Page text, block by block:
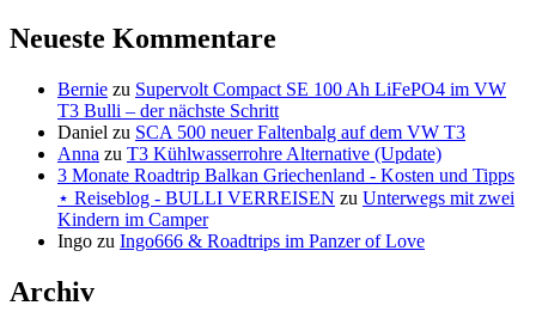
Neueste Kommentare
Bernie zu Supervolt Compact SE 100 Ah LiFePO4 im VW
T3 Bulli – der nächste Schritt
Daniel zu SCA 500 neuer Faltenbalg auf dem VW T3
Anna zu T3 Kühlwasserrohre Alternative (Update)
3 Monate Roadtrip Balkan Griechenland - Kosten und Tipps
⋆ Reiseblog - BULLI VERREISEN zu Unterwegs mit zwei
Kindern im Camper
Ingo zu Ingo666 & Roadtrips im Panzer of Love
Archiv